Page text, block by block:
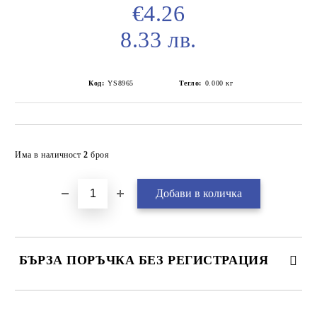
€4.26
8.33 лв.
Код: YS8965 Тегло: 0.000 кг
Има в наличност 2 броя
БЪРЗА ПОРЪЧКА БЕЗ РЕГИСТРАЦИЯ